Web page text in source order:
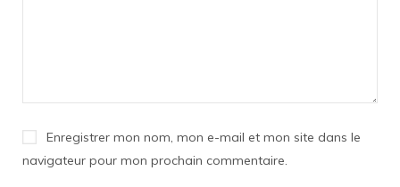
Enregistrer mon nom, mon e-mail et mon site dans le
navigateur pour mon prochain commentaire.